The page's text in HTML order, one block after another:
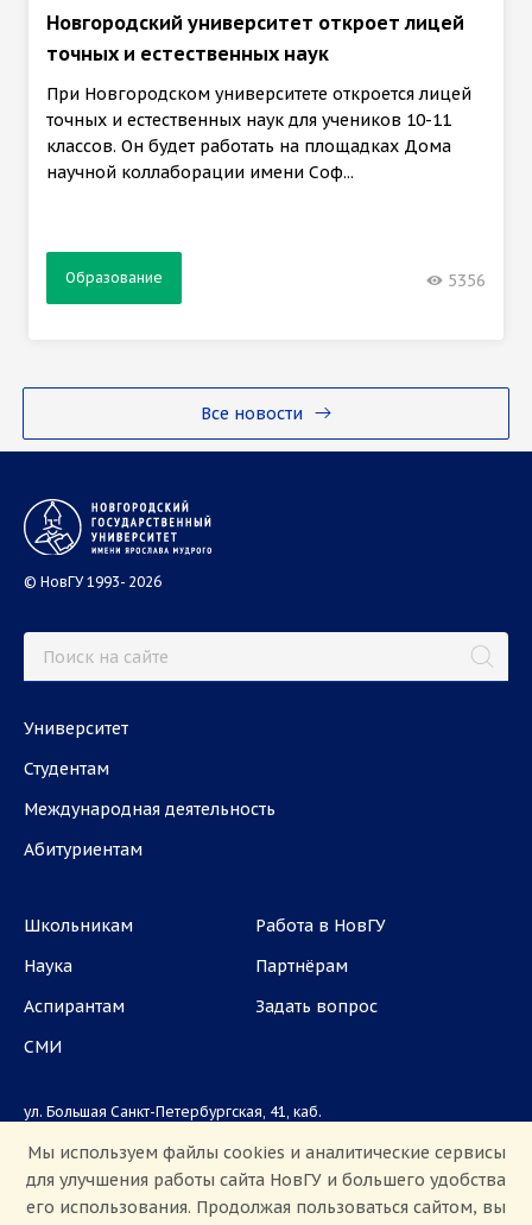
Все новости
Новгородский университет откроет лицей
точных и естественных наук
При Новгородском университете откроется лицей
точных и естественных наук для учеников 10-11
классов. Он будет работать на площадках Дома
научной коллаборации имени Соф...
Образование 5356
© НовГУ 1993- 2026
Университет
Студентам
Международная деятельность
Абитуриентам
Школьникам
Наука
Аспирантам
СМИ
Работа в НовГУ
Партнёрам
Задать вопрос
ул. Большая Санкт-Петербургская, 41, каб.
Приемная комиссия: +7(8162)33-20-44
Мы используем файлы cookies и аналитические сервисы
для улучшения работы сайта НовГУ и большего удобства
его использования. Продолжая пользоваться сайтом, вы